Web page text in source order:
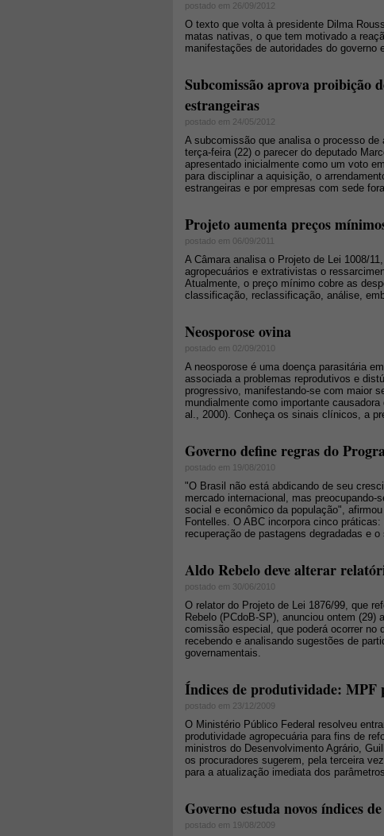
postado em 26/09/2012
O texto que volta à presidente Dilma
matas nativas, o que tem motivado a
manifestações de autoridades do
Subcomissão aprova proibição
estrangeiras
postado em 24/05/2012
A subcomissão que analisa o processo
terça-feira (22) o parecer do deputado
apresentado inicialmente como um voto
para disciplinar a aquisição, o
estrangeiras e por empresas com sede
Projeto aumenta preços
postado em 06/09/2011
A Câmara analisa o Projeto de Lei 1008/
agropecuários e extrativistas o
Atualmente, o preço mínimo cobre as
classificação, reclassificação, análise,
Neosporose ovina
postado em 02/09/2010
A neosporose é uma doença parasitária
associada a problemas reprodutivos e
progressivo, manifestando-se com maior
mundialmente como importante
al., 2000). Conheça os sinais clínicos, a
Governo define regras do
postado em 19/08/2010
"O Brasil não está abdicando de seu
mercado internacional, mas
social e econômico da população",
Fontelles. O ABC incorpora cinco
recuperação de pastagens degradadas e
Aldo Rebelo deve alterar
postado em 30/06/2010
O relator do Projeto de Lei 1876/99, que
Rebelo (PCdoB-SP), anunciou ontem
comissão especial, que poderá ocorrer no
recebendo e analisando sugestões de
governamentais.
Índices de produtividade: MPF
postado em 23/12/2009
O Ministério Público Federal resolveu
produtividade agropecuária para fins de
ministros do Desenvolvimento Agrário,
os procuradores sugerem, pela terceira
para a atualização imediata dos
Governo estuda novos índices
postado em 19/08/2009